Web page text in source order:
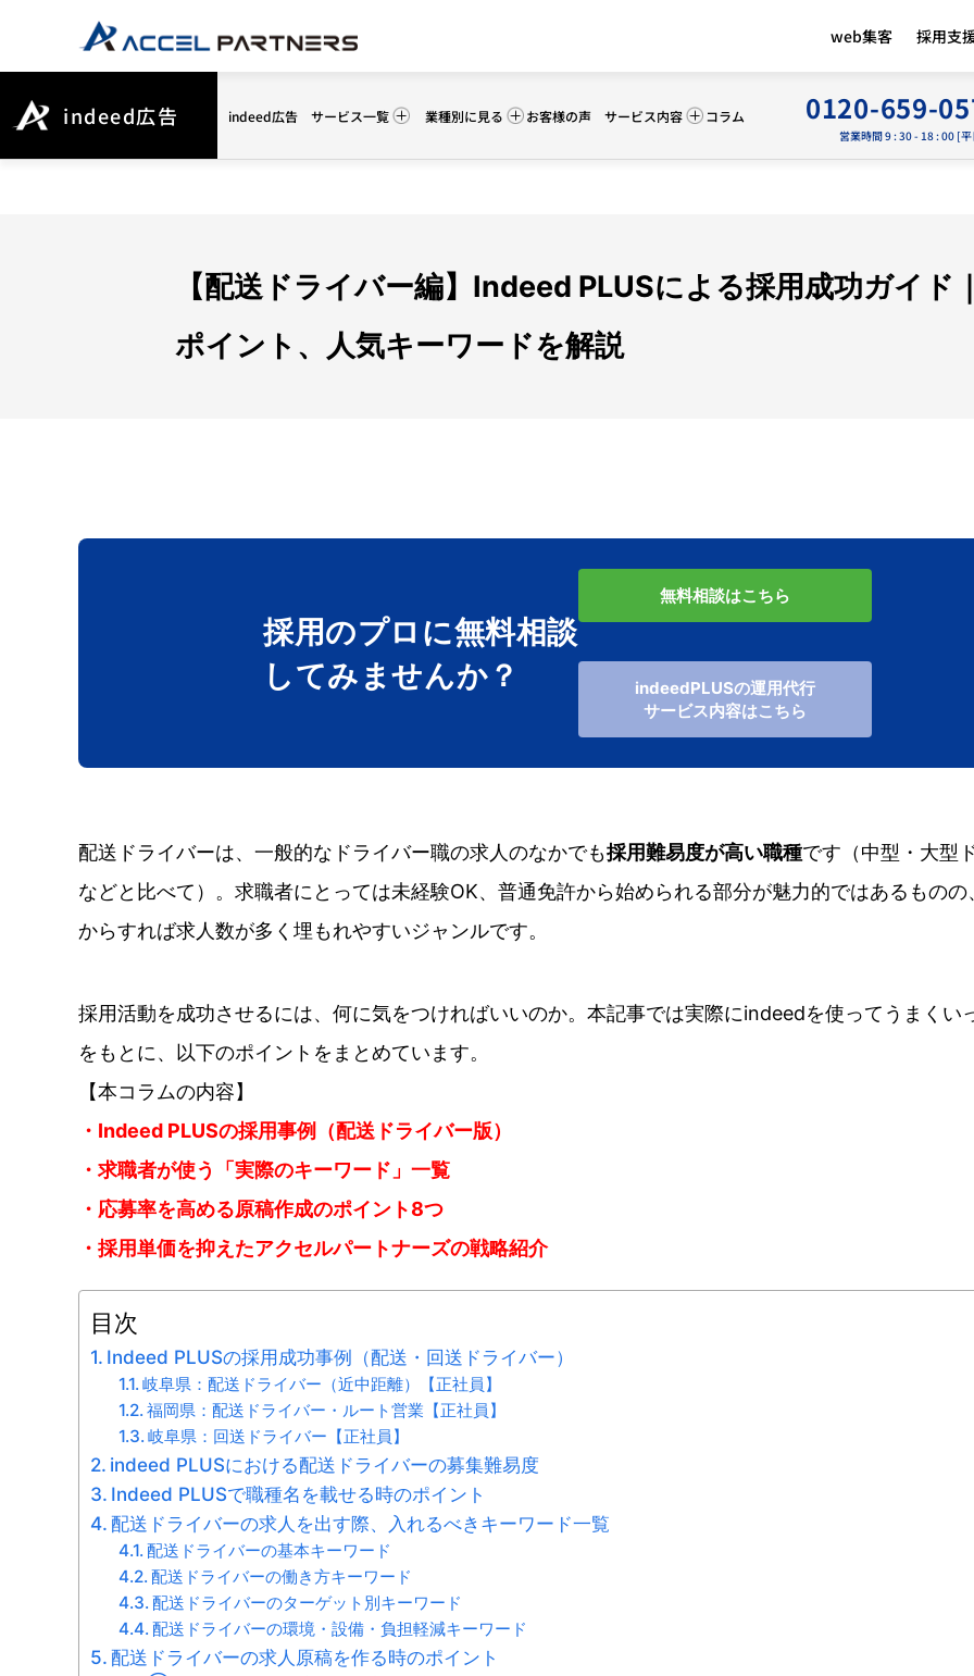
web集客 採用支
indeed広告 indeed広告 サービス一覧 業種別に見る お客様の声 サービス内容 コラム 0120-659-
営業時間 9 : 30 - 18 : 00 [
【配送ドライバー編】Indeed PLUSによる採用成功ガイド
ポイント、人気キーワードを解説
採用のプロに無料相談
してみませんか？
無料相談はこちら
indeedPLUSの運用代行
サービス内容はこちら
配送ドライバーは、一般的なドライバー職の求人のなかでも採用難易度が高い職種です（中型・大型
などと比べて）。求職者にとっては未経験OK、普通免許から始められる部分が魅力的ではあるものの
からすれば求人数が多く埋もれやすいジャンルです。
採用活動を成功させるには、何に気をつければいいのか。本記事では実際にindeedを使ってうまくい
をもとに、以下のポイントをまとめています。
【本コラムの内容】
・Indeed PLUSの採用事例（配送ドライバー版）
・求職者が使う
「実際のキーワード」一覧
・ 応募率を高める原稿作成のポイント8つ
・採用単価を抑えたアクセルパートナーズの戦略紹介
目次
Indeed PLUSの採用成功事例（配送・回送ドライバー）
岐阜県：配送ドライバー（近中距離）【正社員】
福岡県：配送ドライバー・ルート営業【正社員】
岐阜県：回送ドライバー【正社員】
indeed PLUSにおける配送ドライバーの募集難易度
Indeed PLUSで職種名を載せる時のポイント
配送ドライバーの求人を出す際、入れるべきキーワード一覧
配送ドライバーの基本キーワード
配送ドライバーの働き方キーワード
配送ドライバーのターゲット別キーワード
配送ドライバーの環境・設備・負担軽減キーワード
配送ドライバーの求人原稿を作る時のポイント